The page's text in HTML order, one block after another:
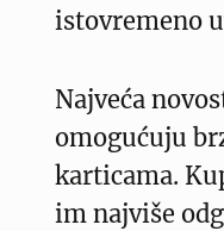
istovremeno
Najveća
omogućuju
karticama.
im najviše